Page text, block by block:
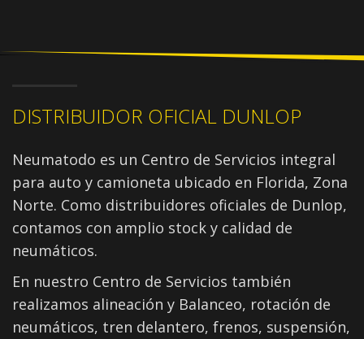
DISTRIBUIDOR OFICIAL DUNLOP
Neumatodo es un Centro de Servicios integral
para auto y camioneta ubicado en Florida, Zona
Norte. Como distribuidores oficiales de Dunlop,
contamos con amplio stock y calidad de
neumáticos.
En nuestro Centro de Servicios también
realizamos alineación y Balanceo, rotación de
neumáticos, tren delantero, frenos, suspensión,